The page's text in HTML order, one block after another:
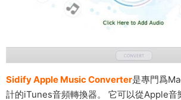
Sidify Apple Music Converter是專門爲
計的iTunes音頻轉換器。 它可以從Apple音